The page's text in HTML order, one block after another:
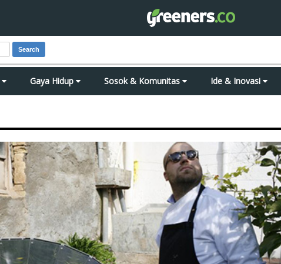
Search
Gaya Hidup Sosok & Komunitas Ide & Inovasi